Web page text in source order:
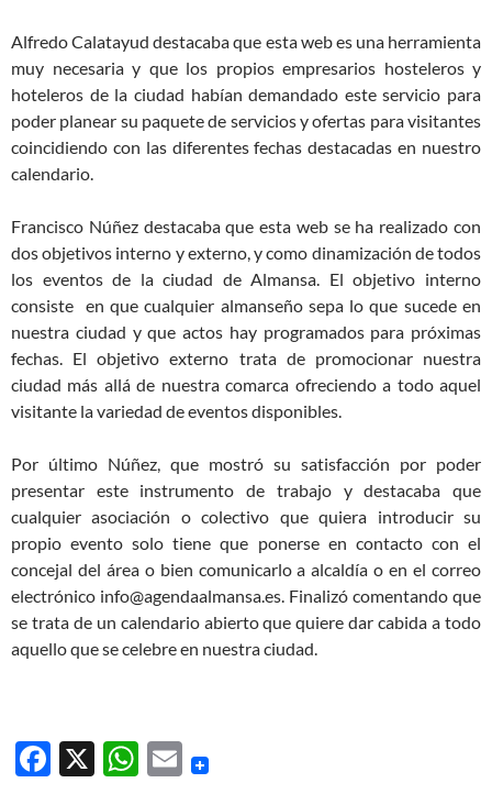
Alfredo Calatayud destacaba que esta web es una herramienta
muy necesaria y que los propios empresarios hosteleros y
hoteleros de la ciudad habían demandado este servicio para
poder planear su paquete de servicios y ofertas para visitantes
coincidiendo con las diferentes fechas destacadas en nuestro
calendario.
Francisco Núñez destacaba que esta web se ha realizado con
dos objetivos interno y externo, y como dinamización de todos
los eventos de la ciudad de Almansa. El objetivo interno
consiste en que cualquier almanseño sepa lo que sucede en
nuestra ciudad y que actos hay programados para próximas
fechas. El objetivo externo trata de promocionar nuestra
ciudad más allá de nuestra comarca ofreciendo a todo aquel
visitante la variedad de eventos disponibles.
Por último Núñez, que mostró su satisfacción por poder
presentar este instrumento de trabajo y destacaba que
cualquier asociación o colectivo que quiera introducir su
propio evento solo tiene que ponerse en contacto con el
concejal del área o bien comunicarlo a alcaldía o en el correo
electrónico info@agendaalmansa.es. Finalizó comentando que
se trata de un calendario abierto que quiere dar cabida a todo
aquello que se celebre en nuestra ciudad.
F
X
W E